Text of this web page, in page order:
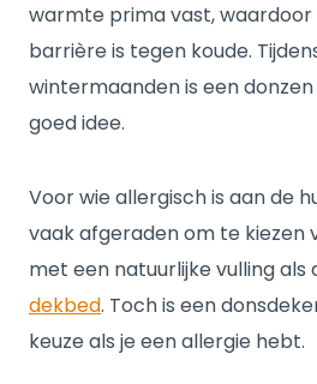
warmte prima vast,
barrière is tegen koude.
wintermaanden is een
goed idee.
Voor wie allergisch is aan de
vaak afgeraden om te kiezen
met een natuurlijke vulling als
dekbed. Toch is een
keuze als je een allergie hebt.